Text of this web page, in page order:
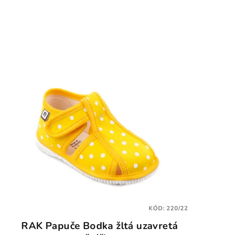
RAK Papuče Bodka žltá uzavretá
KÓD:220/22